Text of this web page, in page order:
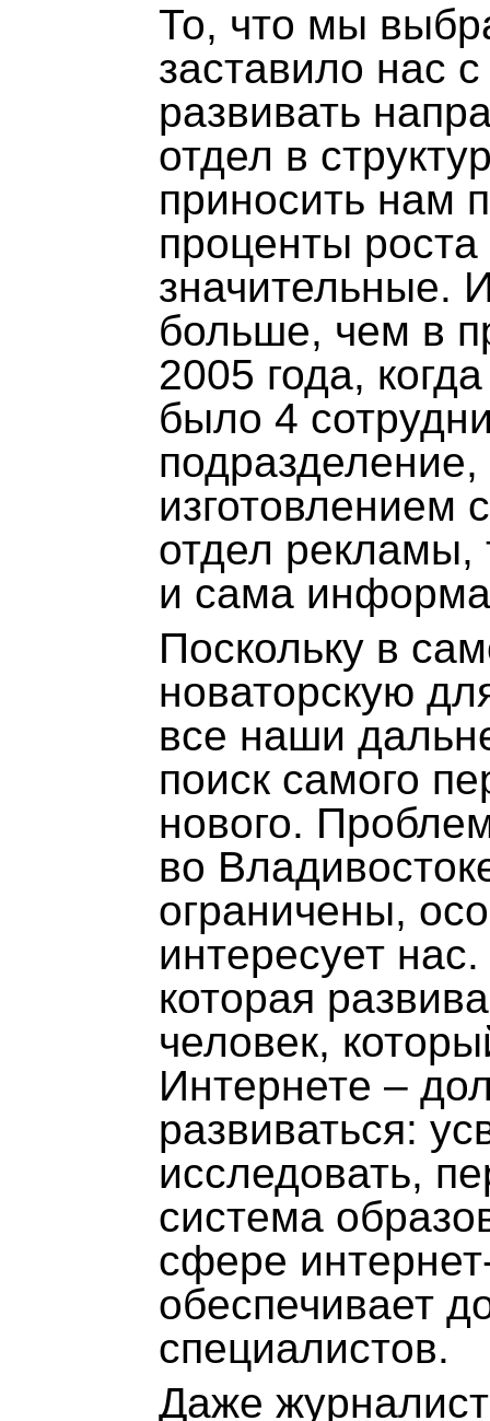
То, что мы
заставило нас
развивать
отдел в
приносить нам
проценты
значительные.
больше, чем в
2005 года,
было 4
изготовлением
отдел рекламы,
и сама
Поскольку в
новаторскую
все наши
поиск самого
нового.
во
ограничены,
интересует
которая
человек,
Интернете –
развиваться:
исследовать,
система
сфере
обеспечивает
специалистов.
Даже